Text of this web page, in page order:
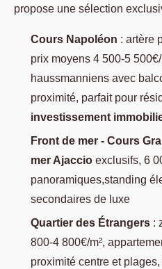
propose une sélection
Cours Napoléon : artère
prix moyens 4 500-5
haussmanniens avec
proximité, parfait pour
investissement
Front de mer - Cours
mer Ajaccio exclusifs, 6
panoramiques,standing
secondaires de luxe
Quartier des Étrangers :
800-4 800€/m²,
proximité centre et